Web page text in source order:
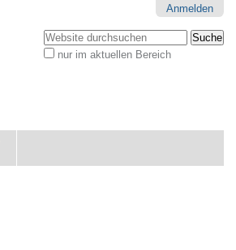
Anmelden
Website durchsuchen
nur im aktuellen Bereich